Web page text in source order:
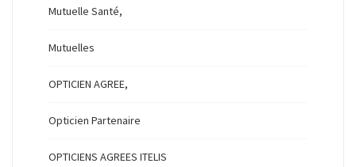
Mutuelle Santé,
Mutuelles
OPTICIEN AGREE,
Opticien Partenaire
OPTICIENS AGREES ITELIS